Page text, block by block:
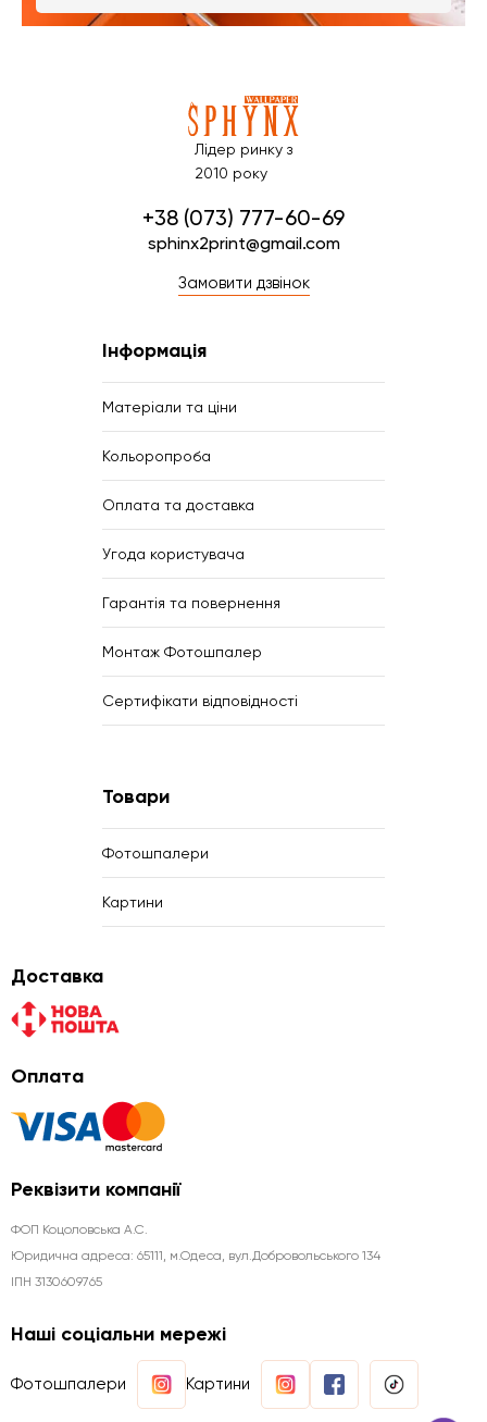
Лідер ринку з
2010 року
+38 (073) 777-60-69
sphinx2print@gmail.com
Замовити дзвінок
Інформація
Матеріали та ціни
Кольоропроба
Оплата та доставка
Угода користувача
Гарантія та повернення
Монтаж Фотошпалер
Сертифікати відповідності
Товари
Фотошпалери
Картини
Доставка
Оплата
Реквізити компанії
ФОП Коцоловська А.С.
Юридична aдреса: 65111, м.Одеса, вул.Добровольського 134
ІПН 3130609765
Наші соціальни мережі
Фотошпалери Картини